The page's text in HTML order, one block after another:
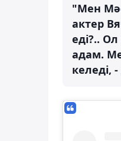
"Мен
актер
еді?..
адам.
келеді,